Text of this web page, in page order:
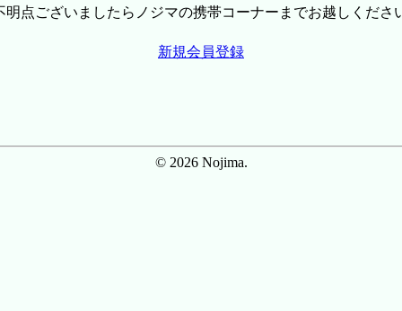
点ございましたらノジマの携帯コーナーまでお越しくださ
新規会員登録
© 2026 Nojima.